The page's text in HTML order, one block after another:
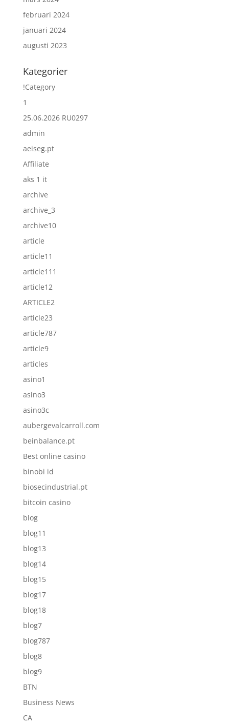
februari 2024
januari 2024
augusti 2023
Kategorier
!Category
1
25.06.2026 RU0297
admin
aeiseg.pt
Affiliate
aks 1 it
archive
archive_3
archive10
article
article11
article111
article12
ARTICLE2
article23
article787
article9
articles
asino1
asino3
asino3c
aubergevalcarroll.com
beinbalance.pt
Best online casino
binobi id
biosecindustrial.pt
bitcoin casino
blog
blog11
blog13
blog14
blog15
blog17
blog18
blog7
blog787
blog8
blog9
BTN
Business News
CA